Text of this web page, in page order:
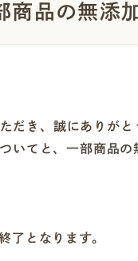
商品の無添
き、誠にありがと
いてと、一部商品の
了となります。